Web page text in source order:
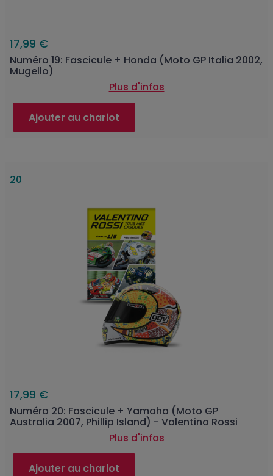
17,99 €
Numéro 19: Fascicule + Honda (Moto GP Italia 2002,
Mugello)
Plus d'infos
Ajouter au chariot
20
17,99 €
Numéro 20: Fascicule + Yamaha (Moto GP
Australia 2007, Phillip Island) - Valentino Rossi
Plus d'infos
Ajouter au chariot